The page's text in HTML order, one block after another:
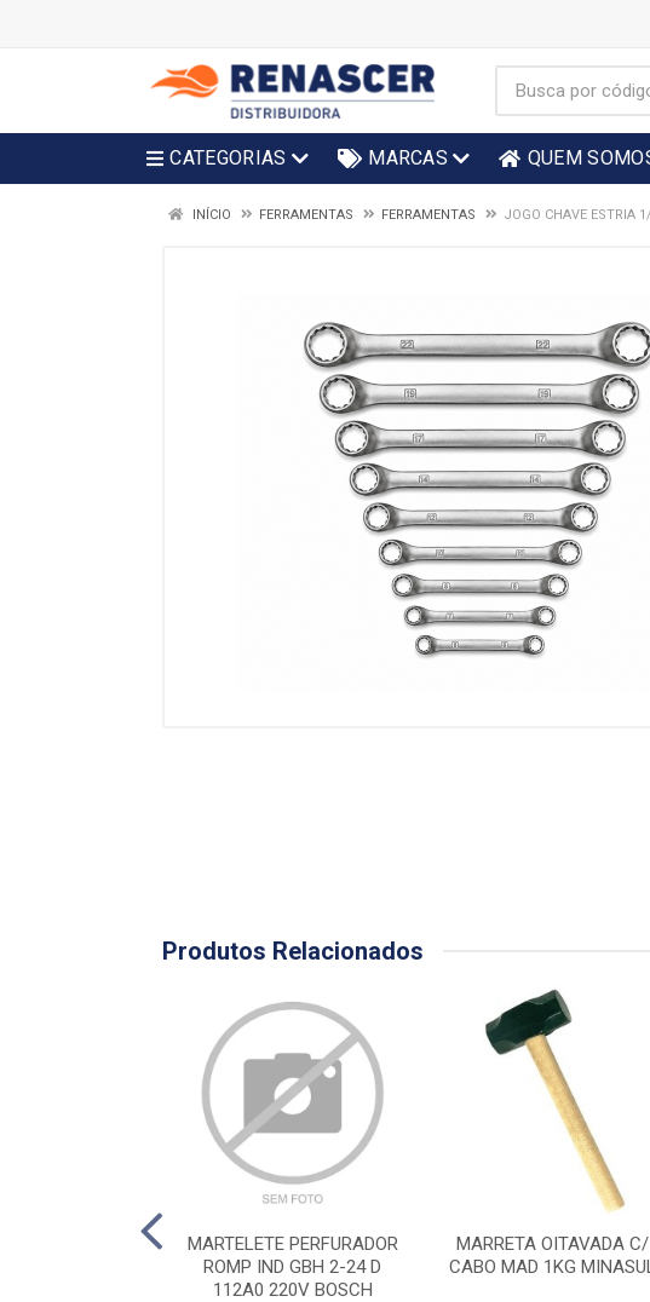
CATEGORIAS MARCAS QUEM
INÍCIO FERRAMENTAS FERRAMENTAS JOGO CHAVE ESTRIA
Produtos Relacionados
MARTELETE PERFURADOR
ROMP IND GBH 2-24 D
112A0 220V BOSCH
MARRETA OITAVADA C/
CABO MAD 1KG